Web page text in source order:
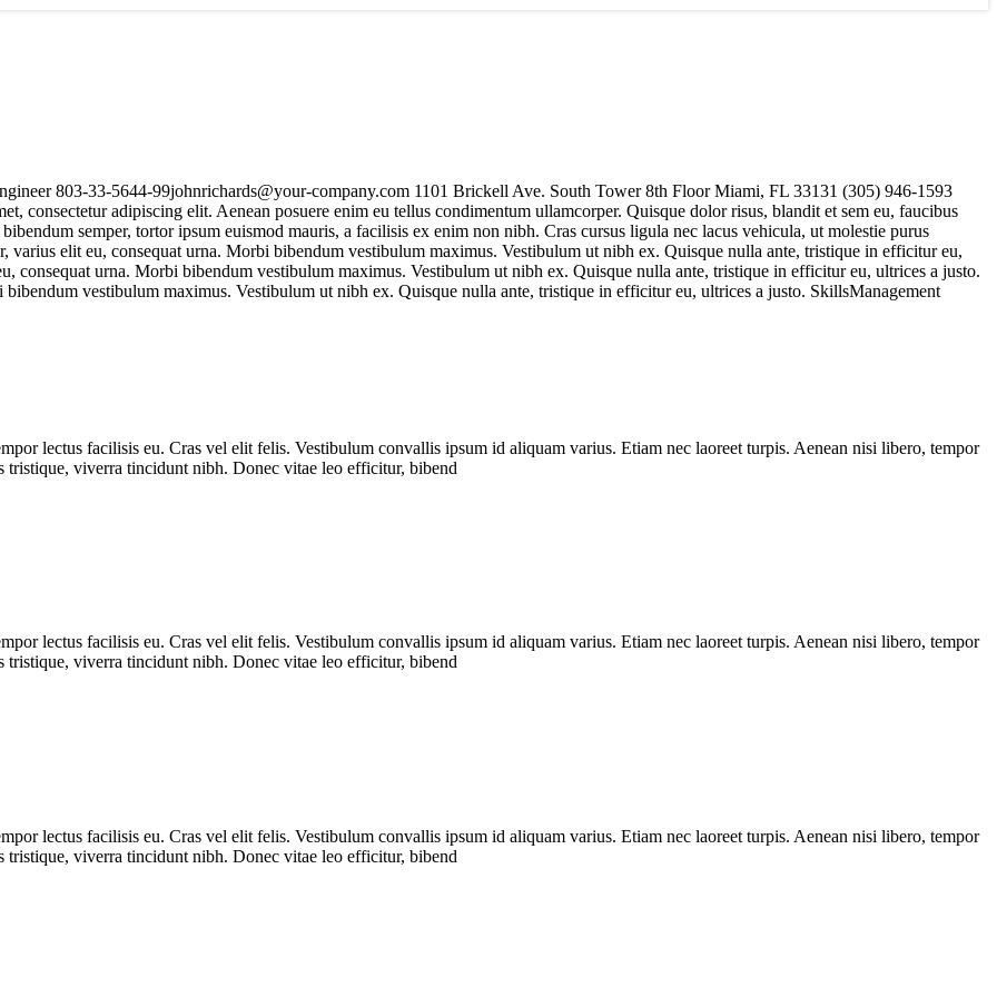
803-33-5644-99johnrichards@your-company.com 1101 Brickell Ave. South Tower 8th Floor Miami, FL 33131 (305) 946-1593
consectetur adipiscing elit. Aenean posuere enim eu tellus condimentum ullamcorper. Quisque dolor risus, blandit et sem eu, faucibus
semper, tortor ipsum euismod mauris, a facilisis ex enim non nibh. Cras cursus ligula nec lacus vehicula, ut molestie purus
elit eu, consequat urna. Morbi bibendum vestibulum maximus. Vestibulum ut nibh ex. Quisque nulla ante, tristique in efficitur eu,
consequat urna. Morbi bibendum vestibulum maximus. Vestibulum ut nibh ex. Quisque nulla ante, tristique in efficitur eu, ultrices a justo.
vestibulum maximus. Vestibulum ut nibh ex. Quisque nulla ante, tristique in efficitur eu, ultrices a justo. SkillsManagement
lectus facilisis eu. Cras vel elit felis. Vestibulum convallis ipsum id aliquam varius. Etiam nec laoreet turpis. Aenean nisi libero, tempor
tristique, viverra tincidunt nibh. Donec vitae leo efficitur, bibend
lectus facilisis eu. Cras vel elit felis. Vestibulum convallis ipsum id aliquam varius. Etiam nec laoreet turpis. Aenean nisi libero, tempor
tristique, viverra tincidunt nibh. Donec vitae leo efficitur, bibend
lectus facilisis eu. Cras vel elit felis. Vestibulum convallis ipsum id aliquam varius. Etiam nec laoreet turpis. Aenean nisi libero, tempor
tristique, viverra tincidunt nibh. Donec vitae leo efficitur, bibend